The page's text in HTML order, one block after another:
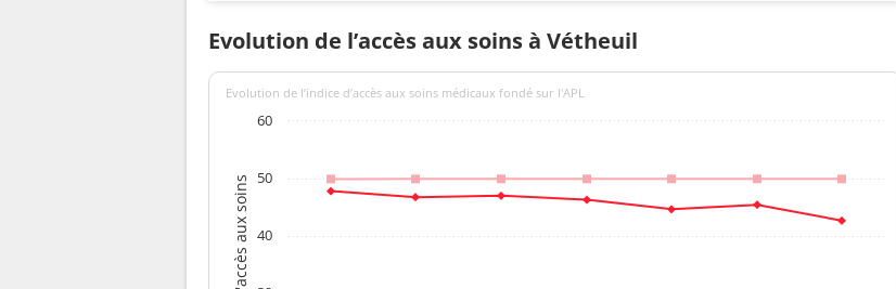
Evolution de l’accès aux soins à Vétheuil
Evolution de l’indice d’accès aux soins médicaux fondé sur l'APL
40
50
60